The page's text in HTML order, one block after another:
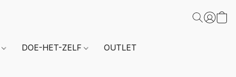
DOE-HET-ZELF OUTLET